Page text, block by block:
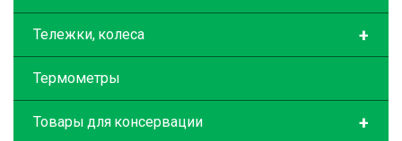
+
Тележки, колеса
Термометры
+
Товары для консервации